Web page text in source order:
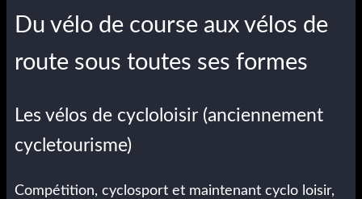
Du vélo de course aux vélos de
route sous toutes ses formes
Les vélos de cycloloisir (anciennement
cycletourisme)
Compétition, cyclosport et maintenant cyclo loisir,